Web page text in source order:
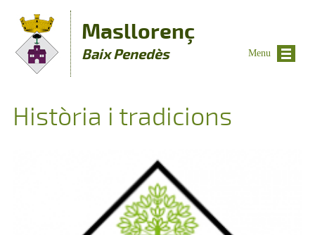
Masllorenç
Baix Penedès
Història i tradicions
Menu